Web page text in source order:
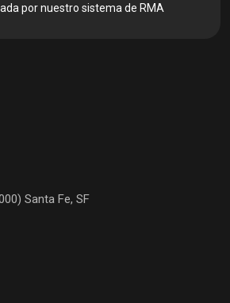
por nuestro sistema de RMA
Santa Fe, SF